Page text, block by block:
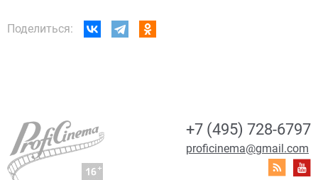
Поделиться:
+7 (495) 728-6797
proficinema@gmail.com